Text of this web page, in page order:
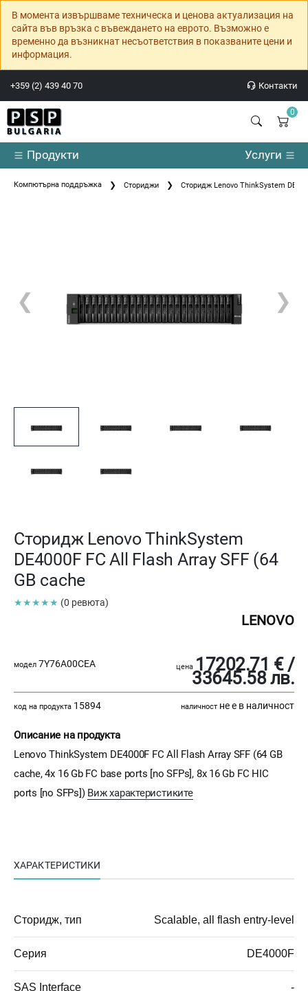
В момента извършваме техническа и ценова актуализация на
сайта във връзка с въвеждането на еврото. Възможно е
временно да възникнат несъответствия в показваните цени и
информация.
+359 (2) 439 40 70 Контакти
0
Продукти Услуги
Компютърна поддръжка Сториджи Сторидж Lenovo ThinkSystem
❮ ❯
Сторидж Lenovo ThinkSystem
DE4000F FC All Flash Array SFF (64
GB cache
★★★★★ (0 ревюта)
LENOVO
модел 7Y76A00CEA цена 17202.71 € /
33645.58 лв.
код на продукта 15894 наличност не е в наличност
Описание на продукта
Lenovo ThinkSystem DE4000F FC All Flash Array SFF (64 GB
cache, 4x 16 Gb FC base ports [no SFPs], 8x 16 Gb FC HIC
ports [no SFPs]) Виж характеристиките
ХАРАКТЕРИСТИКИ
Сторидж, тип Scalable, all flash entry-level
Серия DE4000F
SAS Interface -